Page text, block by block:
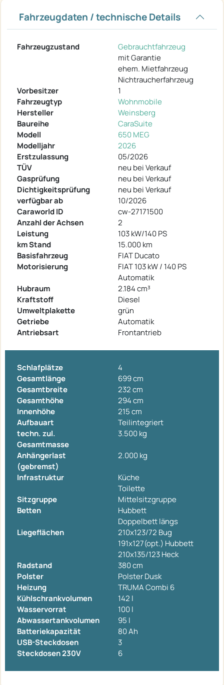
Fahrzeugdaten / technische Details
Fahrzeugzustand
Gebrauchtfahrzeug
mit Garantie
ehem. Mietfahrzeug
Nichtraucherfahrzeug
Vorbesitzer
1
Fahrzeugtyp
Wohnmobile
Hersteller
Weinsberg
Baureihe
CaraSuite
Modell
650 MEG
Modelljahr
2026
Erstzulassung
05/2026
TÜV
neu bei Verkauf
Gasprüfung
neu bei Verkauf
Dichtigkeitsprüfung
neu bei Verkauf
verfügbar ab
10/2026
Caraworld ID
cw-27171500
Anzahl der Achsen
2
Leistung
103 kW/140 PS
km Stand
15.000 km
Basisfahrzeug
FIAT Ducato
Motorisierung
FIAT 103 kW / 140 PS
Automatik
Hubraum
2.184 cm³
Kraftstoff
Diesel
Umweltplakette
grün
Getriebe
Automatik
Antriebsart
Frontantrieb
Schlafplätze
4
Gesamtlänge
699 cm
Gesamtbreite
232 cm
Gesamthöhe
294 cm
Innenhöhe
215 cm
Aufbauart
Teilintegriert
techn. zul.
Gesamtmasse
3.500 kg
Anhängerlast
(gebremst)
2.000 kg
Infrastruktur
Küche
Toilette
Sitzgruppe
Mittelsitzgruppe
Betten
Hubbett
Doppelbett längs
Liegeflächen
210x123/72 Bug
191x127(opt.) Hubbett
210x135/123 Heck
Radstand
380 cm
Polster
Polster Dusk
Heizung
TRUMA Combi 6
Kühlschrankvolumen
142 l
Wasservorrat
100 l
Abwassertankvolumen
95 l
Batteriekapazität
80 Ah
USB-Steckdosen
3
Steckdosen 230V
6